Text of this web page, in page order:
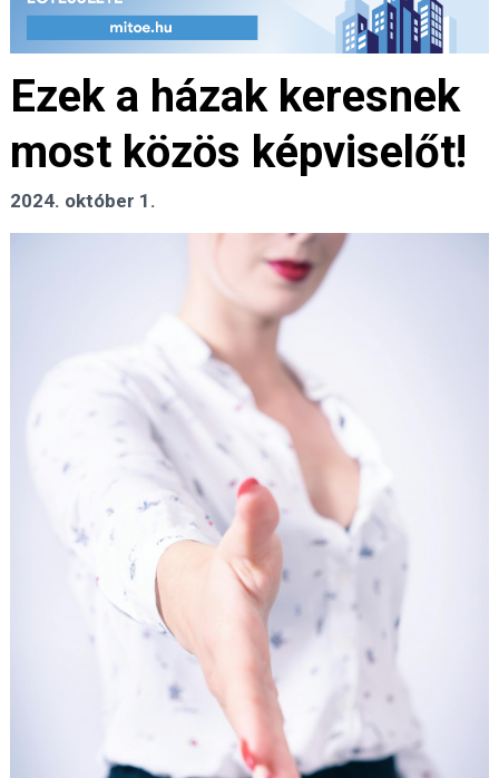
Ezek a házak keresnek
most közös képviselőt!
2024. október 1.